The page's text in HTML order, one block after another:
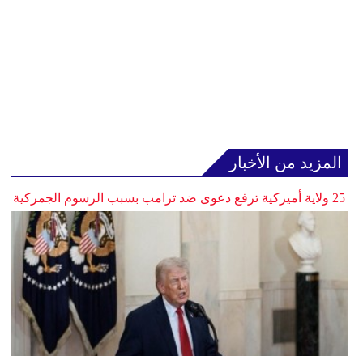
المزيد من الأخبار
25 ولاية أميركية ترفع دعوى ضد ترامب بسبب الرسوم الجمركية